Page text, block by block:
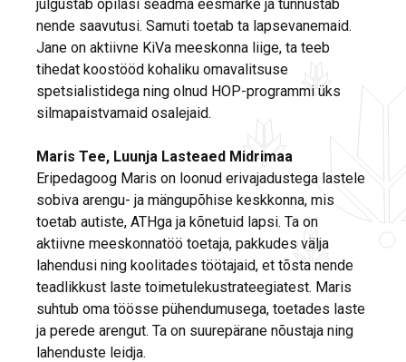
julgustab õpilasi seadma eesmärke ja tunnustab
nende saavutusi. Samuti toetab ta lapsevanemaid.
Jane on aktiivne KiVa meeskonna liige, ta teeb
tihedat koostööd kohaliku omavalitsuse
spetsialistidega ning olnud HOP-programmi üks
silmapaistvamaid osalejaid.
Maris Tee, Luunja Lasteaed Midrimaa
Eripedagoog Maris on loonud erivajadustega lastele
sobiva arengu- ja mängupõhise keskkonna, mis
toetab autiste, ATHga ja kõnetuid lapsi. Ta on
aktiivne meeskonnatöö toetaja, pakkudes välja
lahendusi ning koolitades töötajaid, et tõsta nende
teadlikkust laste toimetulekustrateegiatest. Maris
suhtub oma töösse pühendumusega, toetades laste
ja perede arengut. Ta on suurepärane nõustaja ning
lahenduste leidja.